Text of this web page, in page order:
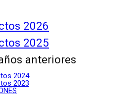
2026
2025
anteriores
2024
2023